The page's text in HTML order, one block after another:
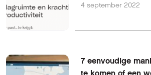
4 september 2022
7 eenvoudige